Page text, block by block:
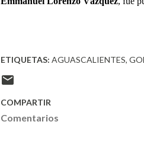
ETIQUETAS: AGUASCALIENTES
COMPARTIR
Comentarios